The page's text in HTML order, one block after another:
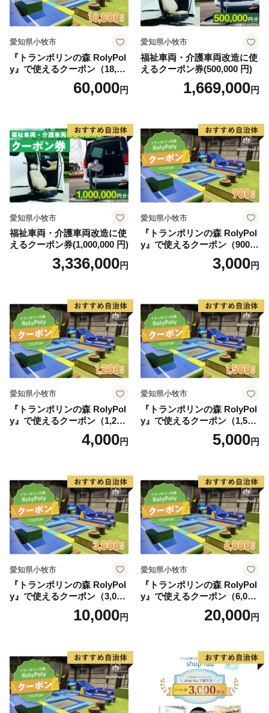
愛知県小牧市
『トランポリンの森 RolyPol
y』で使えるクーポン（18,00
60,000円
愛知県小牧市
福祉車両・介護車両改造に使
えるクーポン券(500,000 円)
1,669,000円
愛知県小牧市
福祉車両・介護車両改造に使
えるクーポン券(1,000,000 円)
3,336,000円
愛知県小牧市
『トランポリンの森 RolyPol
y』で使えるクーポン（900
3,000円
愛知県小牧市
『トランポリンの森 RolyPol
y』で使えるクーポン（1,200
4,000円
愛知県小牧市
『トランポリンの森 RolyPol
y』で使えるクーポン（1,500
5,000円
愛知県小牧市
『トランポリンの森 RolyPol
y』で使えるクーポン（3,000
10,000円
愛知県小牧市
『トランポリンの森 RolyPol
y』で使えるクーポン（6,000
20,000円